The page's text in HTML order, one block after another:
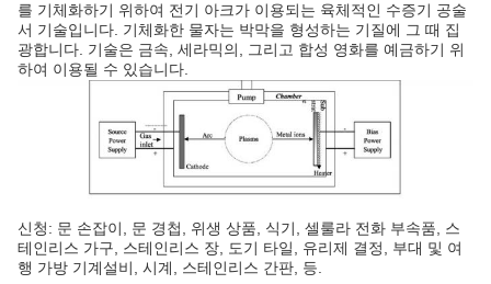
를 기체화하기 위하여 전기 아크가 이용되는 육체적인 수증기 공술
서 기술입니다. 기체화한 물자는 박막을 형성하는 기질에 그 때 집
광합니다. 기술은 금속, 세라믹의, 그리고 합성 영화를 예금하기 위
하여 이용될 수 있습니다.
신청: 문 손잡이, 문 경첩, 위생 상품, 식기, 셀룰라 전화 부속품, 스
테인리스 가구, 스테인리스 장, 도기 타일, 유리제 결정, 부대 및 여
행 가방 기계설비, 시계, 스테인리스 간판, 등.